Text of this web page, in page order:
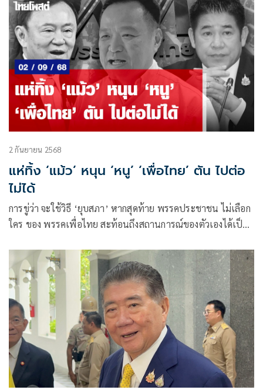
2 กันยายน 2568
แห่ทิ้ง ‘แม้ว’ หนุน ‘หนู’ ‘เพื่อไทย’ ตัน ไปต่อ
ไม่ได้
การขู่ว่า จะใช้วิธี ‘ยุบสภา’ หากสุดท้าย พรรคประชาชน ไม่เลือก
ใคร ของ พรรคเพื่อไทย สะท้อนถึงสถานการณ์ของตัวเองได้เป็น